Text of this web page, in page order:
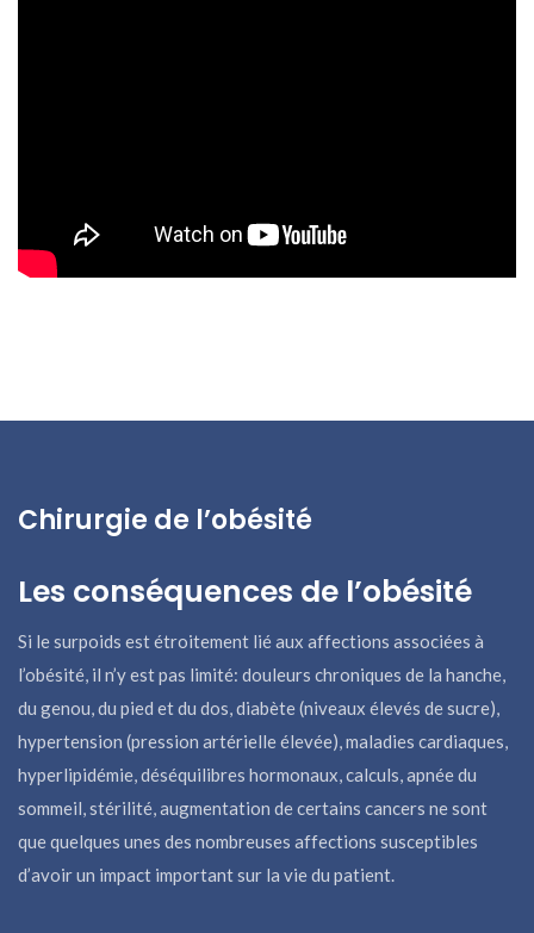
Chirurgie de l’obésité
Les conséquences de l’obésité
Si le surpoids est étroitement lié aux affections associées à
l’obésité, il n’y est pas limité: douleurs chroniques de la hanche,
du genou, du pied et du dos, diabète (niveaux élevés de sucre),
hypertension (pression artérielle élevée), maladies cardiaques,
hyperlipidémie, déséquilibres hormonaux, calculs, apnée du
sommeil, stérilité, augmentation de certains cancers ne sont
que quelques unes des nombreuses affections susceptibles
d’avoir un impact important sur la vie du patient.